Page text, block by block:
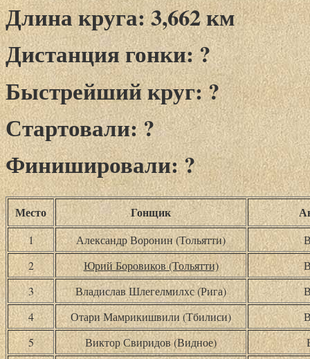
Длина круга: 3,662 км
Дистанция гонки: ?
Быстрейший круг: ?
Стартовали: ?
Финишировали: ?
Место Гонщик
1 Александр Воронин (Тольятти)
2
Юрий Боровиков (Тольятти)
3
Владислав Шлегелмилхс (Рига)
4
Отари Мамрикишвили (Тбилиси)
5
Виктор Свиридов (Видное)